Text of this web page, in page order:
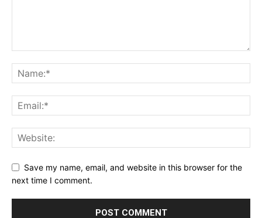
Save my name, email, and website in this browser for the
next time I comment.